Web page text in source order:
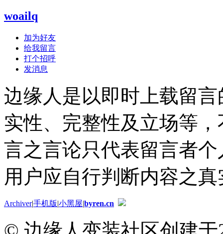
woailq
加为好友
给我留言
打个招呼
发消息
边缘人是以即时上载留
实性、完整性及立场等
言之言论只代表留言者
用户应自行判断内容之
Archiver|手机版|小黑屋|byren.cn